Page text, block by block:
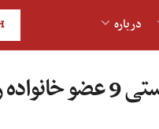
درباره
دارد